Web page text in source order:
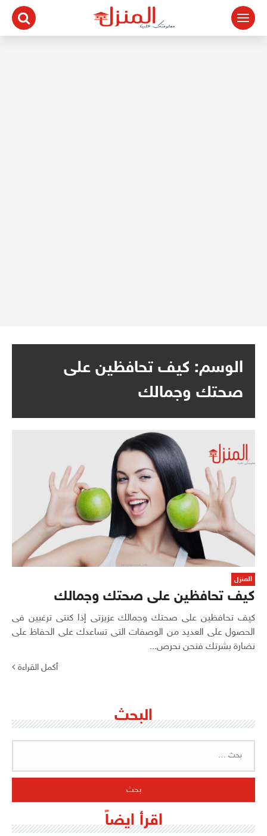
التجاوز
المحتوى
الوسم: كيف تحافظين على
صحتك وجمالك
المنزل
كيف تحافظين على صحتك وجمالك
كيف تحافظين على صحتك وجمالك عزيزتى إذا كنتى ترغبين فى
الحصول على العديد من الوصفات التى تساعدك على الحفاظ على
نضارة بشرتك فنحن نحرص...
أكمل القراءة
البحث
اقرأ ايضاً